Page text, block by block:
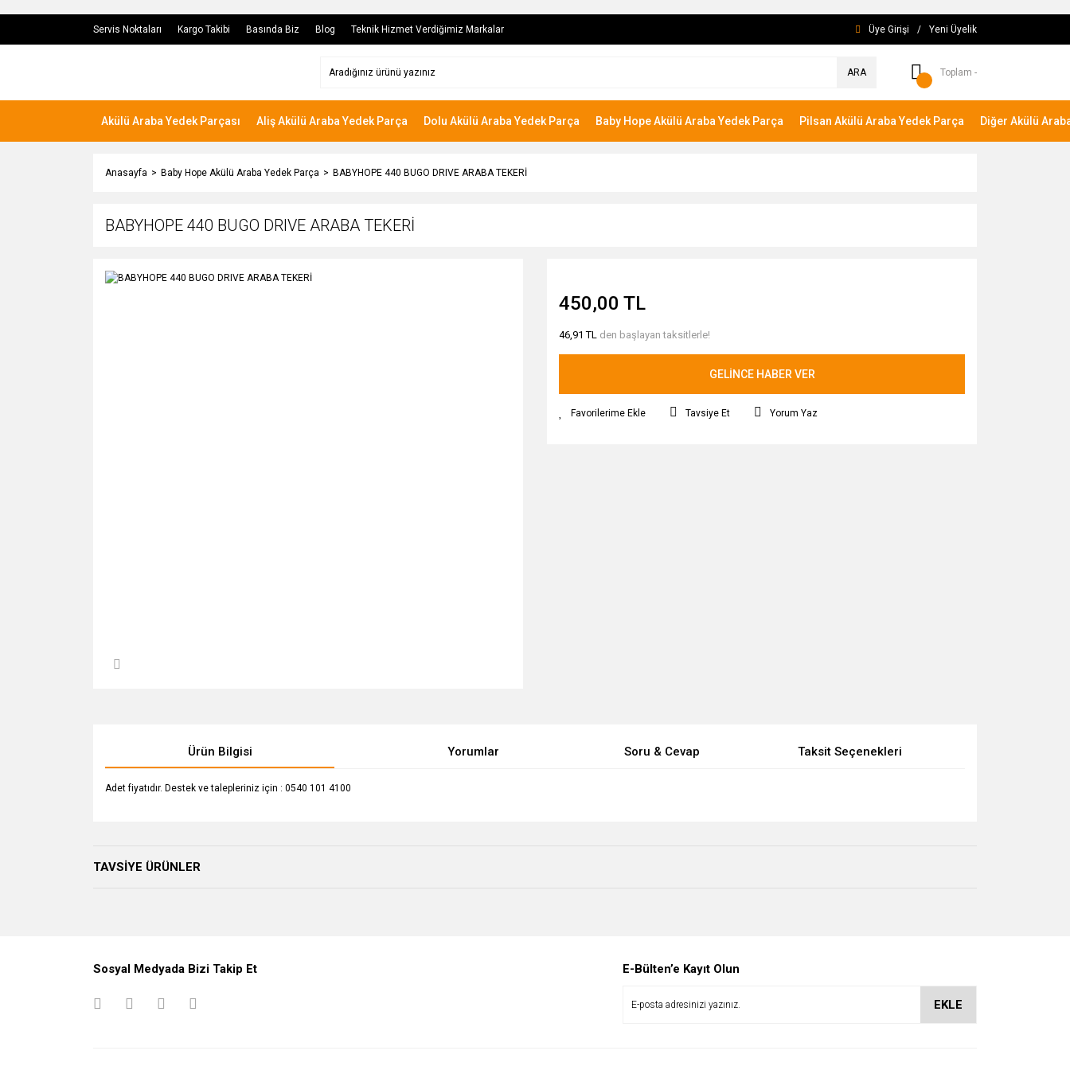
Servis Noktaları Kargo Takibi Basında Biz Blog Teknik Hizmet Verdiğimiz Markalar Üye Girişi / Yeni Üyelik
ARA Toplam -
Akülü Araba Yedek Parçası Aliş Akülü Araba Yedek Parça Dolu Akülü Araba Yedek Parça Baby Hope Akülü Araba Yedek Parça Pilsan Akülü Araba Yedek Parça Diğer Akülü
Anasayfa Baby Hope Akülü Araba Yedek Parça BABYHOPE 440 BUGO DRIVE ARABA TEKERİ
BABYHOPE 440 BUGO DRIVE ARABA TEKERİ
450,00 TL
46,91 TL den başlayan taksitlerle!
GELİNCE HABER VER
Tavsiye Et Yorum Yaz
Ürün Bilgisi Yorumlar Soru & Cevap Taksit Seçenekleri
Adet fiyatıdır. Destek ve talepleriniz için : 0540 101 4100
TAVSİYE ÜRÜNLER
Sosyal Medyada Bizi Takip Et E-Bülten’e Kayıt Olun
EKLE